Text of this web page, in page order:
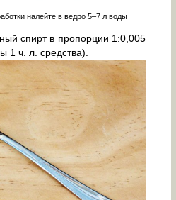
налейте в ведро 5–7 л воды
спирт в пропорции 1:0,005
1 ч. л. средства).